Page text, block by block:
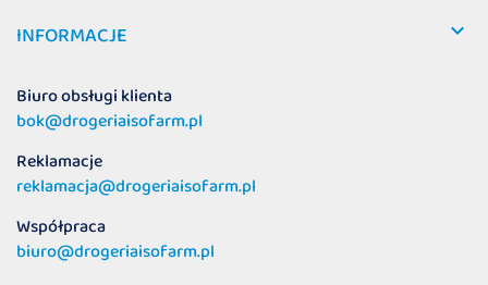
INFORMACJE 
Biuro obsługi klienta
bok@drogeriaisofarm.pl
Reklamacje
reklamacja@drogeriaisofarm.pl
Współpraca
biuro@drogeriaisofarm.pl